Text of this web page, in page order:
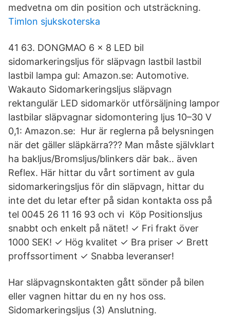
medvetna om din position och utsträckning.
Timlon sjukskoterska
41 63. DONGMAO 6 x 8 LED bil
sidomarkeringsljus för släpvagn lastbil lastbil
lastbil lampa gul: Amazon.se: Automotive.
Wakauto Sidomarkeringsljus släpvagn
rektangulär LED sidomarkör utförsäljning lampor
lastbilar släpvagnar sidomontering ljus 10–30 V
0,1: Amazon.se: Hur är reglerna på belysningen
när det gäller släpkärra??? Man måste självklart
ha bakljus/Bromsljus/blinkers där bak.. även
Reflex. Här hittar du vårt sortiment av gula
sidomarkeringsljus för din släpvagn, hittar du
inte det du letar efter på sidan kontakta oss på
tel 0045 26 11 16 93 och vi Köp Positionsljus
snabbt och enkelt på nätet! ✓ Fri frakt över
1000 SEK! ✓ Hög kvalitet ✓ Bra priser ✓ Brett
proffssortiment ✓ Snabba leveranser!
Har släpvagnskontakten gått sönder på bilen
eller vagnen hittar du en ny hos oss.
Sidomarkeringsljus (3) Anslutning.